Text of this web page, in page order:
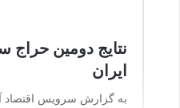
نتایج دومین حراج
ایران
به گزارش سرویس اقتصاد